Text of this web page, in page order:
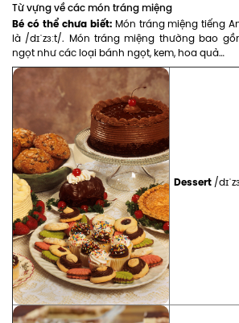
Từ vựng về các món tráng miệng
Bé có thể chưa biết:Món tráng miệng tiếng
là /dɪˈzɜːt/. Món tráng miệng thường bao
ngọt như các loại bánh ngọt, kem, hoa quả…
Dessert /